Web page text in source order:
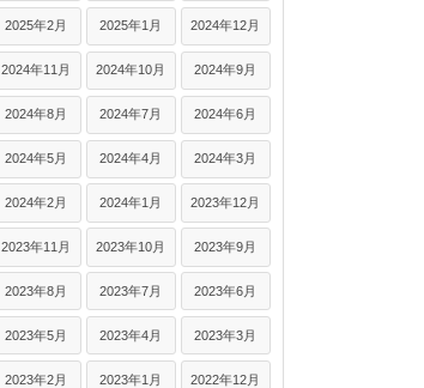
2025年2月 2025年1月 2024年12月
2024年11月 2024年10月 2024年9月
2024年8月 2024年7月 2024年6月
2024年5月 2024年4月 2024年3月
2024年2月 2024年1月 2023年12月
2023年11月 2023年10月 2023年9月
2023年8月 2023年7月 2023年6月
2023年5月 2023年4月 2023年3月
2023年2月 2023年1月 2022年12月